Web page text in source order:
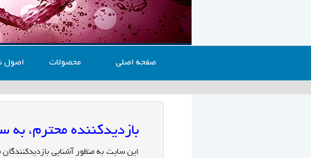
صفحه اصلی محصولات اصول
بازدیدکننده محترم،
این سایت به منظور آشنایی